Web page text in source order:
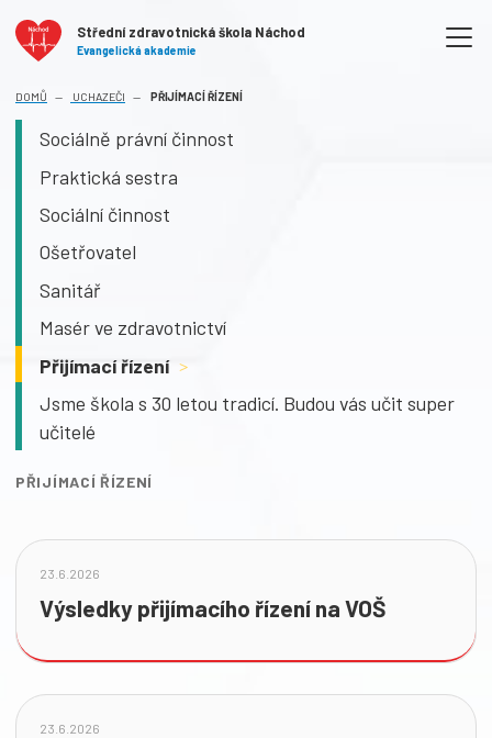
Střední zdravotnická škola Náchod
Evangelická akademie
DOMŮ UCHAZEČI PŘIJÍMACÍ ŘÍZENÍ(AKTUÁLNÍ)
Sociálně právní činnost
Praktická sestra
Sociální činnost
Ošetřovatel
Sanitář
Masér ve zdravotnictví
Přijímací řízení >
Jsme škola s 30 letou tradicí. Budou vás učit super
učitelé
PŘIJÍMACÍ ŘÍZENÍ
23.6.2026
Výsledky přijímacího řízení na VOŠ
23.6.2026